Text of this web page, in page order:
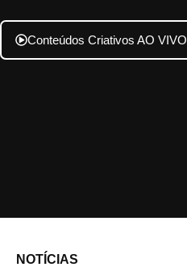
Conteúdos Criativos AO VIVO
NOTÍCIAS